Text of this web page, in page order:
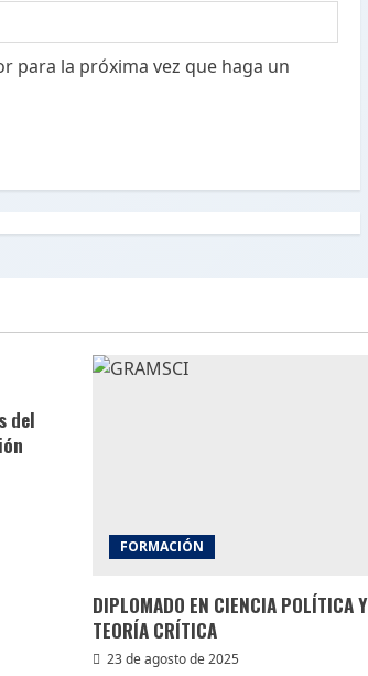
para la próxima vez que haga un
del
FORMACIÓN
DIPLOMADO EN CIENCIA POLÍTICA Y
TEORÍA CRÍTICA
23 de agosto de 2025